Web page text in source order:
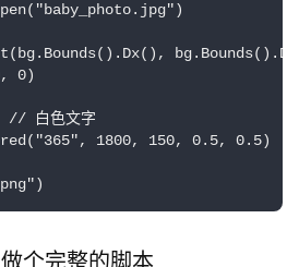
0)
// 白色文字
1800, 150, 0.5, 0.5)
个完整的脚本